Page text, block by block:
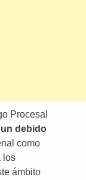
Procesal
debido
como
los
ámbito